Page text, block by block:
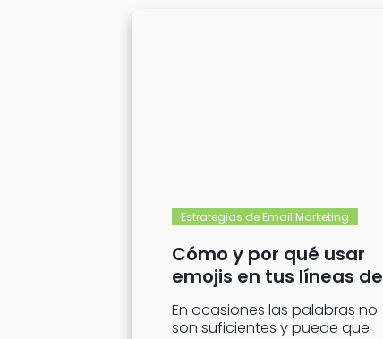
Estrategias de Email Marketing
Cómo y por qué usar
emojis en tus líneas de
asunto
En ocasiones las palabras no
son suficientes y puede que